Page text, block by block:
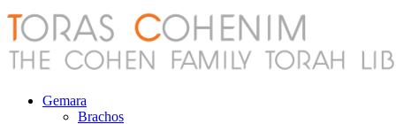
Gemara
Brachos